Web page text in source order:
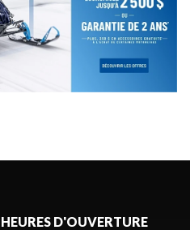
HEURES D'OUVERTURE